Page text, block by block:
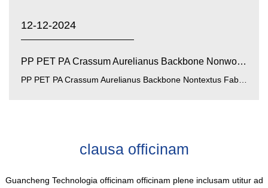
12-12-2024
PP PET PA Crassum Aurelianus Backbone Nonwoven Fabric: ...
clausa officinam
Guancheng Technologia officinam officinam plene inclusam utitur ad